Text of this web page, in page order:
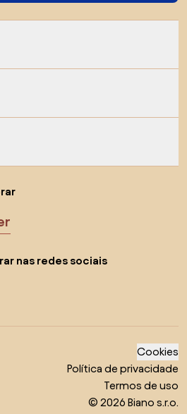
nas redes sociais
Cookies
Política de privacidade
Termos de uso
© 2026 Biano s.r.o.